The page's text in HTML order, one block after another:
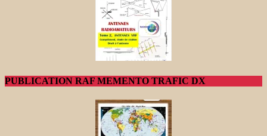
PUBLICATION RAF MEMENTO TRAFIC DX